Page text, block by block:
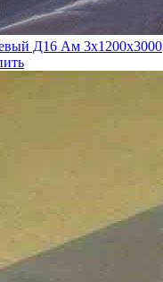
Д16 Ам 3х1200х3000